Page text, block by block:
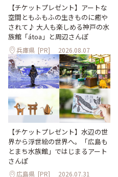
【チケットプレゼント】アートな
空間ともふもふの生きものに癒や
されて♪ 大人も楽しめる神戸の水
族館「átoa」と周辺さんぽ
兵庫県 [PR] 2026.08.07
【チケットプレゼント】水辺の世
界から浮世絵の世界へ。「広島も
とまち水族館」ではじまるアート
さんぽ
広島県 [PR] 2026.07.31